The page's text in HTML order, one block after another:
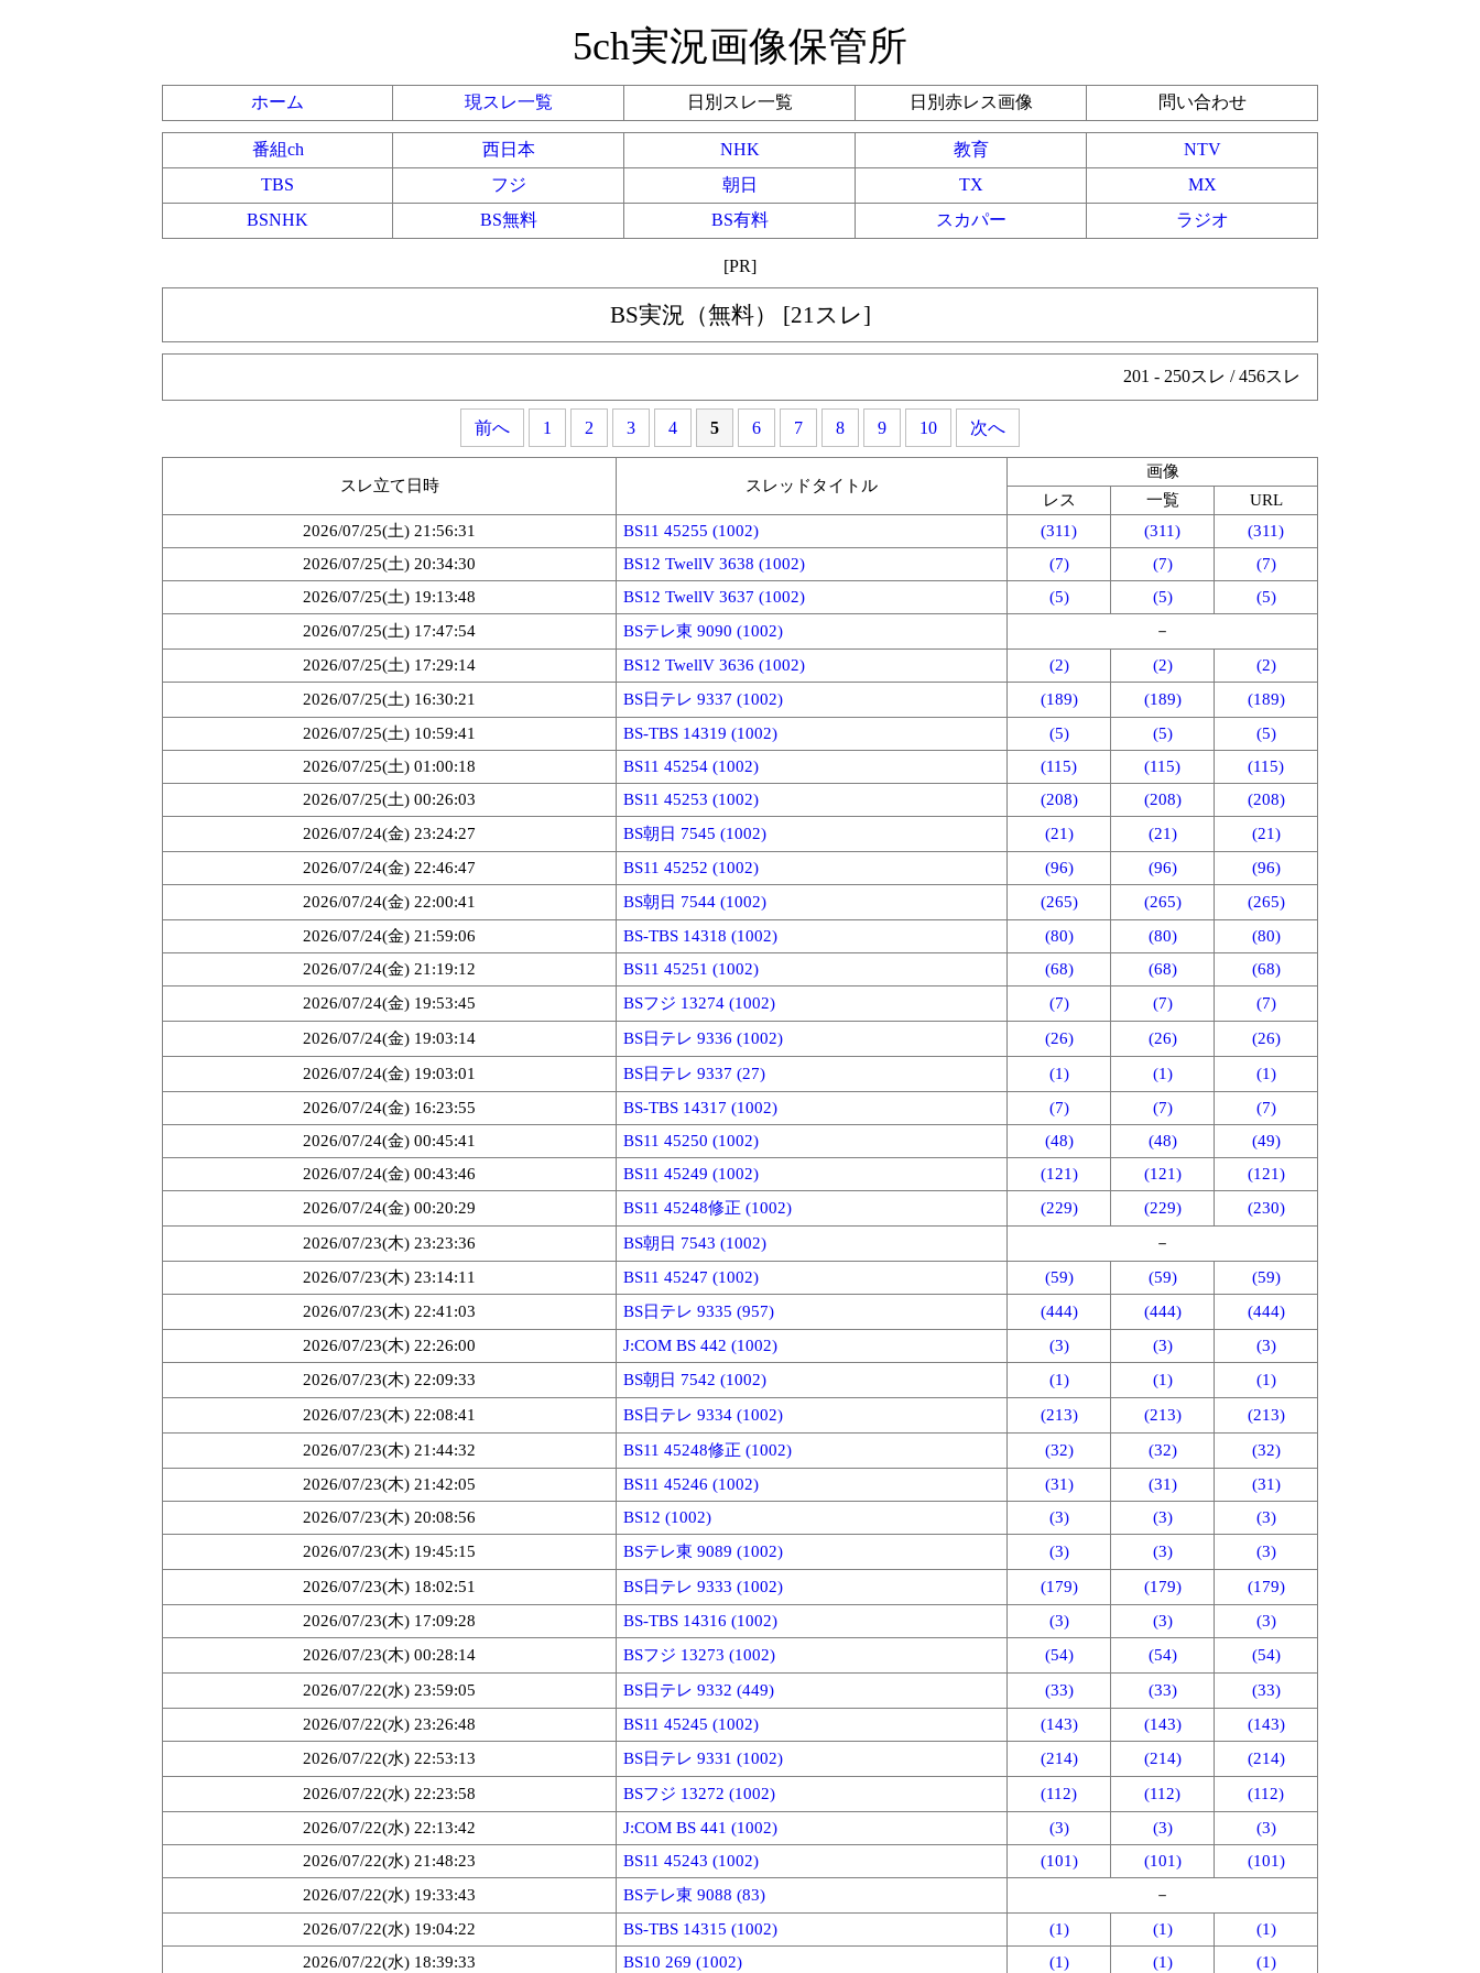
5ch実況画像保管所
ホーム 現スレ一覧 日別スレ一覧 日別赤レス画像 問い合わせ
番組ch 西日本 NHK 教育
NTV
TBS
フジ 朝日 TX
MX
BSNHK
BS無料 BS有料 スカパー ラジオ
[PR]
BS実況（無料） [21スレ]
201 - 250スレ / 456スレ
前へ 1 2 3 4 5 6 7 8 9 10 次へ
スレ立て日時 スレッドタイトル
画像
レス
一覧
URL
2026/07/25(土) 21:56:31
BS11 45255 (1002) (311) (311)
(311)
2026/07/25(土) 20:34:30
BS12 TwellV 3638 (1002) (7) (7)
(7)
2026/07/25(土) 19:13:48
BS12 TwellV 3637 (1002) (5) (5)
(5)
2026/07/25(土) 17:47:54
BSテレ東 9090 (1002)
－
2026/07/25(土) 17:29:14
BS12 TwellV 3636 (1002) (2) (2)
(2)
2026/07/25(土) 16:30:21
BS日テレ 9337 (1002) (189) (189)
(189)
2026/07/25(土) 10:59:41
BS-TBS 14319 (1002) (5) (5)
(5)
2026/07/25(土) 01:00:18
BS11 45254 (1002) (115) (115)
(115)
2026/07/25(土) 00:26:03
BS11 45253 (1002) (208) (208)
(208)
2026/07/24(金) 23:24:27
BS朝日 7545 (1002) (21) (21)
(21)
2026/07/24(金) 22:46:47
BS11 45252 (1002) (96) (96)
(96)
2026/07/24(金) 22:00:41
BS朝日 7544 (1002) (265) (265)
(265)
2026/07/24(金) 21:59:06
BS-TBS 14318 (1002) (80) (80)
(80)
2026/07/24(金) 21:19:12
BS11 45251 (1002) (68) (68)
(68)
2026/07/24(金) 19:53:45
BSフジ 13274 (1002) (7) (7)
(7)
2026/07/24(金) 19:03:14
BS日テレ 9336 (1002) (26) (26)
(26)
2026/07/24(金) 19:03:01
BS日テレ 9337 (27) (1) (1)
(1)
2026/07/24(金) 16:23:55
BS-TBS 14317 (1002) (7) (7)
(7)
2026/07/24(金) 00:45:41
BS11 45250 (1002) (48) (48)
(49)
2026/07/24(金) 00:43:46
BS11 45249 (1002) (121) (121)
(121)
2026/07/24(金) 00:20:29
BS11 45248修正 (1002) (229) (229)
(230)
2026/07/23(木) 23:23:36
BS朝日 7543 (1002)
－
2026/07/23(木) 23:14:11
BS11 45247 (1002) (59) (59)
(59)
2026/07/23(木) 22:41:03
BS日テレ 9335 (957) (444) (444)
(444)
2026/07/23(木) 22:26:00
J:COM BS 442 (1002) (3) (3)
(3)
2026/07/23(木) 22:09:33
BS朝日 7542 (1002) (1) (1)
(1)
2026/07/23(木) 22:08:41
BS日テレ 9334 (1002) (213) (213)
(213)
2026/07/23(木) 21:44:32
BS11 45248修正 (1002) (32) (32)
(32)
2026/07/23(木) 21:42:05
BS11 45246 (1002) (31) (31)
(31)
2026/07/23(木) 20:08:56
BS12 (1002) (3) (3)
(3)
2026/07/23(木) 19:45:15
BSテレ東 9089 (1002) (3) (3)
(3)
2026/07/23(木) 18:02:51
BS日テレ 9333 (1002) (179) (179)
(179)
2026/07/23(木) 17:09:28
BS-TBS 14316 (1002) (3) (3)
(3)
2026/07/23(木) 00:28:14
BSフジ 13273 (1002) (54) (54)
(54)
2026/07/22(水) 23:59:05
BS日テレ 9332 (449) (33) (33)
(33)
2026/07/22(水) 23:26:48
BS11 45245 (1002) (143) (143)
(143)
2026/07/22(水) 22:53:13
BS日テレ 9331 (1002) (214) (214)
(214)
2026/07/22(水) 22:23:58
BSフジ 13272 (1002) (112) (112)
(112)
2026/07/22(水) 22:13:42
J:COM BS 441 (1002) (3) (3)
(3)
2026/07/22(水) 21:48:23
BS11 45243 (1002) (101) (101)
(101)
2026/07/22(水) 19:33:43
BSテレ東 9088 (83)
－
2026/07/22(水) 19:04:22
BS-TBS 14315 (1002) (1) (1)
(1)
2026/07/22(水) 18:39:33
BS10 269 (1002) (1) (1) (1)